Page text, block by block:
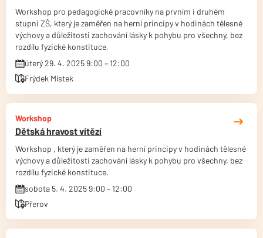
Workshop pro pedagogické pracovníky na prvním i druhém
stupni ZŠ, který je zaměřen na herní principy v hodinách tělesné
výchovy a důležitosti zachování lásky k pohybu pro všechny, bez
rozdílu fyzické konstituce.
úterý 29. 4. 2025 9:00 – 12:00
Frýdek Místek
Workshop
Dětská hravost vítězí
Workshop , který je zaměřen na herní principy v hodinách tělesné
výchovy a důležitosti zachování lásky k pohybu pro všechny, bez
rozdílu fyzické konstituce.
sobota 5. 4. 2025 9:00 – 12:00
Přerov